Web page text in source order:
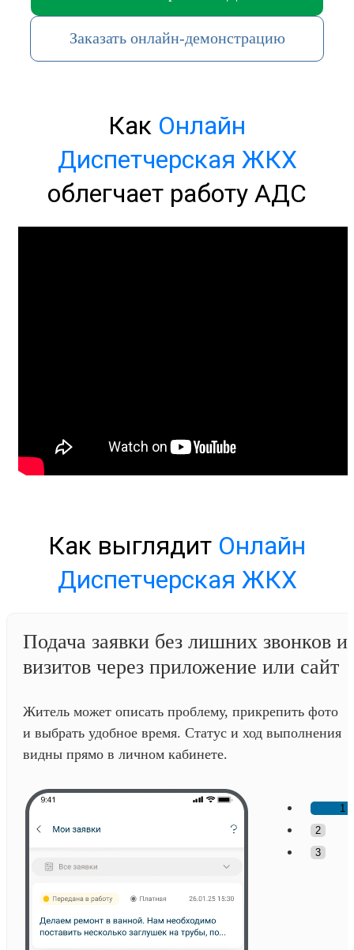
Заказать онлайн-демонстрацию
Как Онлайн
Диспетчерская ЖКХ
облегчает работу АДС
Как выглядит Онлайн
Диспетчерская ЖКХ
Подача заявки без лишних звонков и
визитов через приложение или сайт
Житель может описать проблему, прикрепить фото
и выбрать удобное время. Статус и ход выполнения
видны прямо в личном кабинете.
1
2
3